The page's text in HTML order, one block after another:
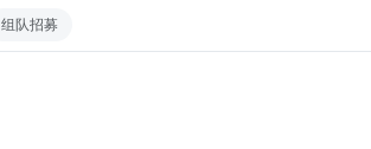
组队招募